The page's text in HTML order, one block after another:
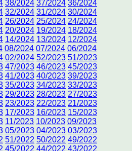
38/2024 37/2024 36/2024
32/2024 31/2024 30/2024
26/2024 25/2024 24/2024
20/2024 19/2024 18/2024
14/2024 13/2024 12/2024
08/2024 07/2024 06/2024
02/2024 52/2023 51/2023
47/2023 46/2023 45/2023
41/2023 40/2023 39/2023
35/2023 34/2023 33/2023
29/2023 28/2023 27/2023
23/2023 22/2023 21/2023
17/2023 16/2023 15/2023
11/2023 10/2023 09/2023
05/2023 04/2023 03/2023
51/2022 50/2022 49/2022
45/2022 44/2022 43/2022